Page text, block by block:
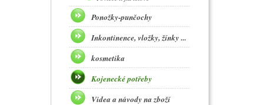
Ponožky-punčochy
Inkontinence, vložky, žínky ...
kosmetika
Kojenecké potřeby
Videa a návody na zboží